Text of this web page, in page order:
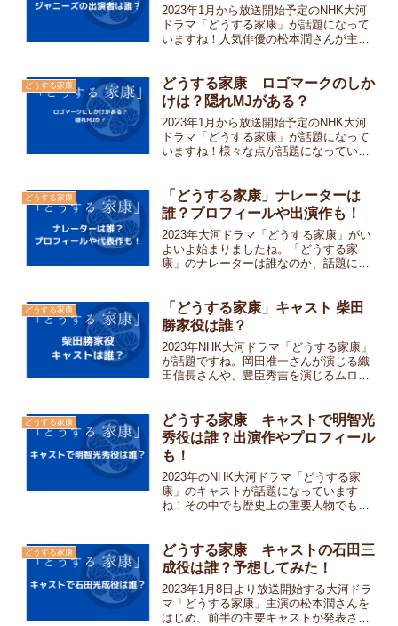
2023年1月から放送開始予定のNHK大河
ドラマ「どうする家康」が話題になって
いますね！人気俳優の松本潤さんが主演
ジャニーズ事務所の所属ですが「どうす
る家康」には松本さ...
どうする家康
どうする家康 ロゴマークのしか
けは？隠れMJがある？
2023年1月から放送開始予定のNHK大河
ドラマ「どうする家康」が話題になって
いますね！様々な点が話題になっていま
る家康」のロゴマークのしかけの味方、
また隠れＭＪがマー...
どうする家康
「どうする家康」ナレーターは
誰？プロフィールや出演作も！
2023年大河ドラマ「どうする家康」がい
よいよ始まりましたね。「どうする家
康」のナレーターは誰なのか、話題にな
からNHK見放題パックを申込むと「どう
する家康」がい...
どうする家康
「どうする家康」キャスト 柴田
勝家役は誰？
2023年NHK大河ドラマ「どうする家康」
が話題ですね。岡田准一さんが演じる織
田信長さんや、豊臣秀吉を演じるムロツ
ている柴田勝家役のキャストは誰？と話
題になっています。...
どうする家康
どうする家康 キャストで明智光
秀役は誰？出演作やプロフィール
も！
2023年のNHK大河ドラマ「どうする家
康」のキャストが話題になっています
ね！その中でも歴史上の重要人物でもあ
の他の出演作やプロフィールなども調べ
てみました！U-NEX...
どうする家康
どうする家康 キャストの石田三
成役は誰？予想してみた！
2023年1月8日より放送開始する大河ドラ
マ「どうする家康」主演の松本潤さんを
はじめ、前半の主要キャストが発表され